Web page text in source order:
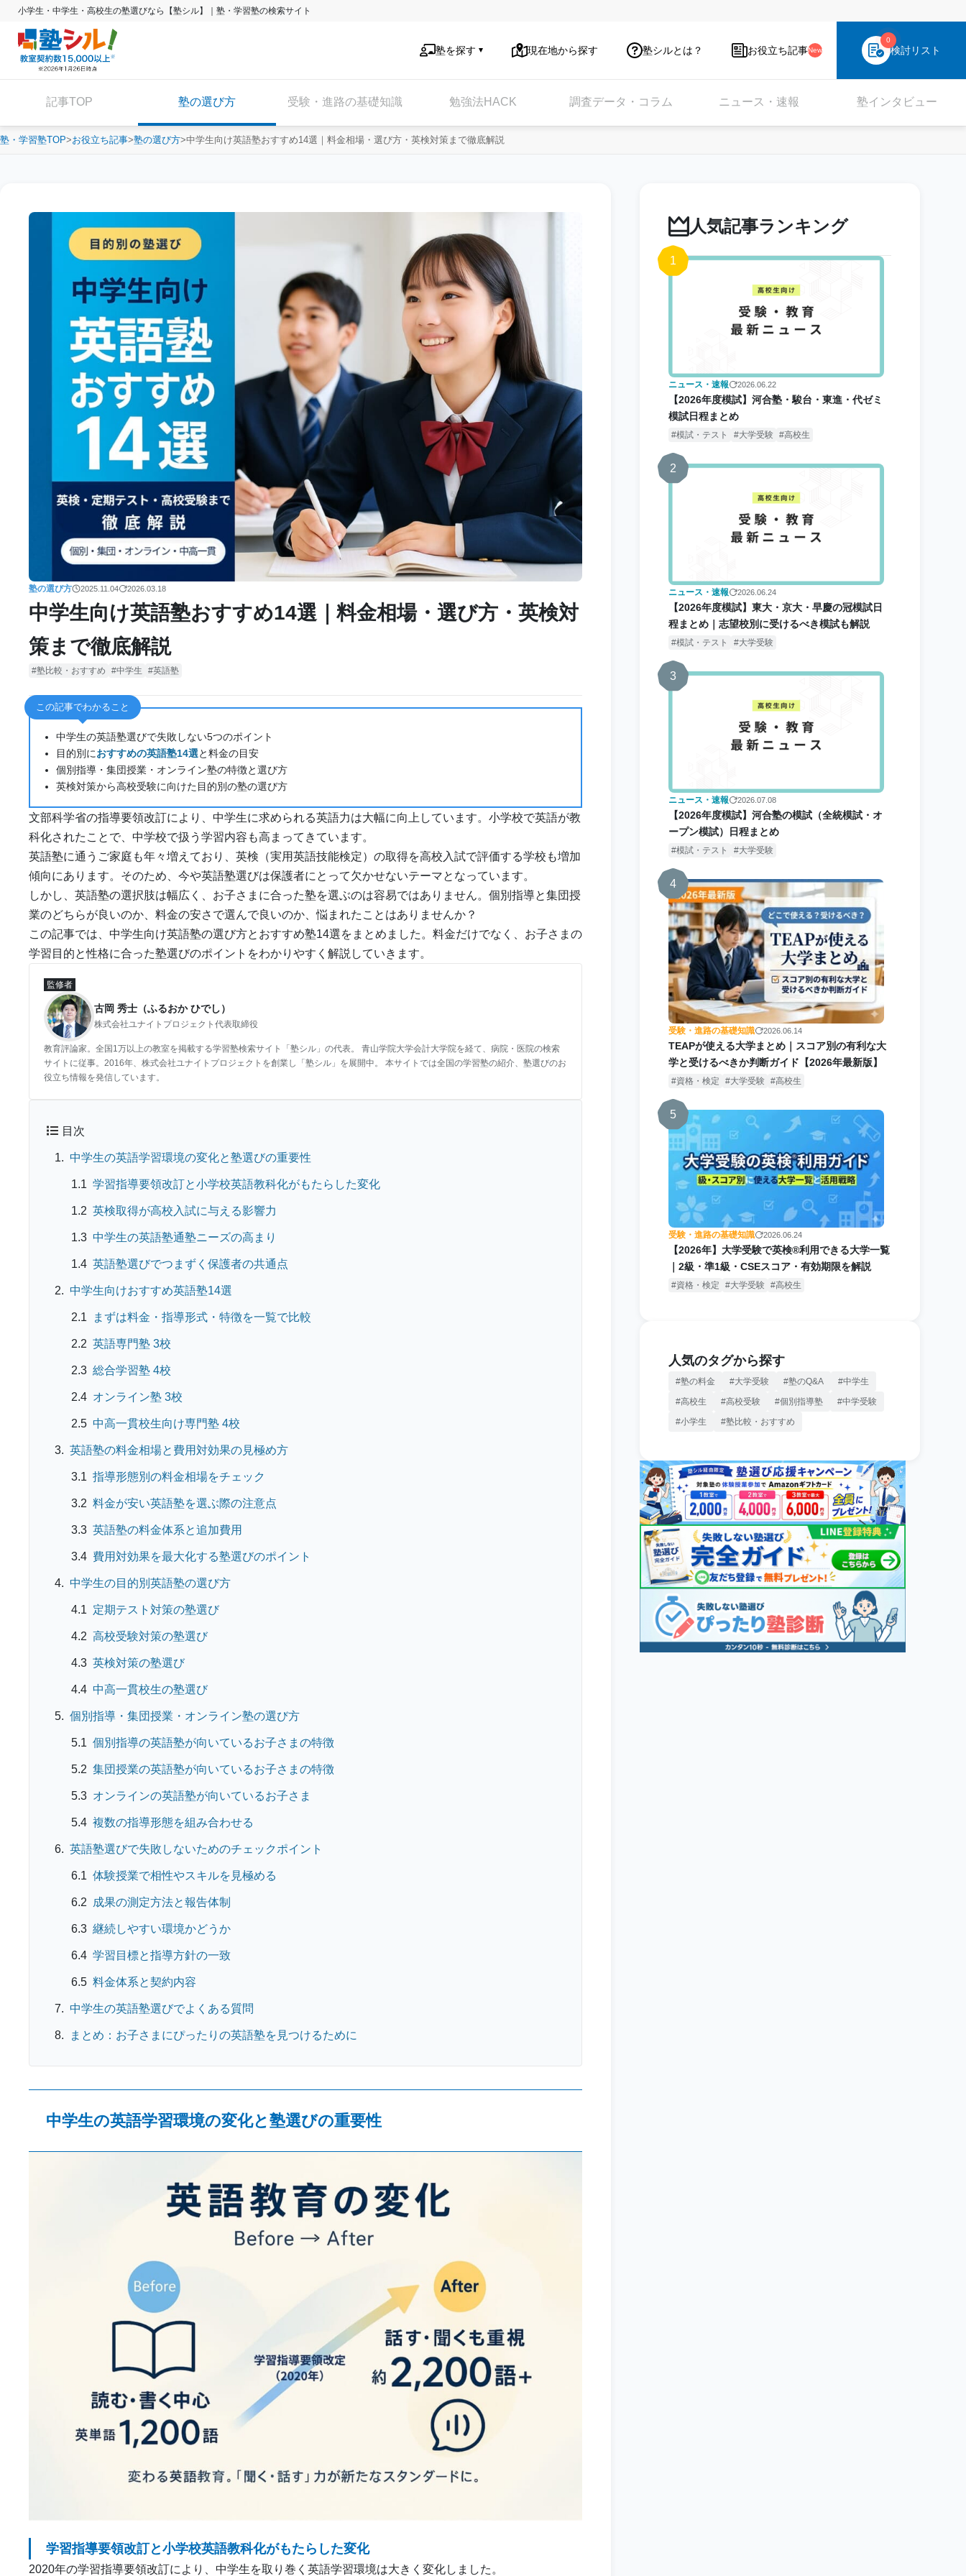
小学生・中学生・高校生の塾選びなら【塾シル】｜塾・学習塾の検索サイト
塾を探す 現在地から探す 塾シルとは？ お役立ち記事New
0
検討リスト
記事TOP 塾の選び方 受験・進路の基礎知識 勉強法HACK 調査データ・コラム ニュース・速報 塾インタビュー
塾・学習塾TOP お役立ち記事 塾の選び方 中学生向け英語塾おすすめ14選｜料金相場・選び方・英検対策まで徹底解説
塾の選び方 2025.11.04 2026.03.18
中学生向け英語塾おすすめ14選｜料金相場・選び方・英検対
策まで徹底解説
塾比較・おすすめ 中学生 英語塾
この記事でわかること
中学生の英語塾選びで失敗しない5つのポイント
目的別におすすめの英語塾14選と料金の目安
個別指導・集団授業・オンライン塾の特徴と選び方
英検対策から高校受験に向けた目的別の塾の選び方
文部科学省の指導要領改訂により、中学生に求められる英語力は大幅に向上しています。小学校で英語が教
科化されたことで、中学校で扱う学習内容も高まってきています。
英語塾に通うご家庭も年々増えており、英検（実用英語技能検定）の取得を高校入試で評価する学校も増加
傾向にあります。そのため、今や英語塾選びは保護者にとって欠かせないテーマとなっています。
しかし、英語塾の選択肢は幅広く、お子さまに合った塾を選ぶのは容易ではありません。個別指導と集団授
業のどちらが良いのか、料金の安さで選んで良いのか、悩まれたことはありませんか？
この記事では、中学生向け英語塾の選び方とおすすめ塾14選をまとめました。料金だけでなく、お子さまの
学習目的と性格に合った塾選びのポイントをわかりやすく解説していきます。
監修者
古岡 秀士（ふるおか ひでし）
株式会社ユナイトプロジェクト代表取締役
教育評論家。全国1万以上の教室を掲載する学習塾検索サイト「塾シル」の代表。 青山学院大学会計大学院を経て、病院・医院の検索
サイトに従事。2016年、株式会社ユナイトプロジェクトを創業し「塾シル」を展開中。 本サイトでは全国の学習塾の紹介、塾選びのお
役立ち情報を発信しています。
目次
中学生の英語学習環境の変化と塾選びの重要性
学習指導要領改訂と小学校英語教科化がもたらした変化
英検取得が高校入試に与える影響力
中学生の英語塾通塾ニーズの高まり
英語塾選びでつまずく保護者の共通点
中学生向けおすすめ英語塾14選
まずは料金・指導形式・特徴を一覧で比較
英語専門塾 3校
総合学習塾 4校
オンライン塾 3校
中高一貫校生向け専門塾 4校
英語塾の料金相場と費用対効果の見極め方
指導形態別の料金相場をチェック
料金が安い英語塾を選ぶ際の注意点
英語塾の料金体系と追加費用
費用対効果を最大化する塾選びのポイント
中学生の目的別英語塾の選び方
定期テスト対策の塾選び
高校受験対策の塾選び
英検対策の塾選び
中高一貫校生の塾選び
個別指導・集団授業・オンライン塾の選び方
個別指導の英語塾が向いているお子さまの特徴
集団授業の英語塾が向いているお子さまの特徴
オンラインの英語塾が向いているお子さま
複数の指導形態を組み合わせる
英語塾選びで失敗しないためのチェックポイント
体験授業で相性やスキルを見極める
成果の測定方法と報告体制
継続しやすい環境かどうか
学習目標と指導方針の一致
料金体系と契約内容
中学生の英語塾選びでよくある質問
まとめ：お子さまにぴったりの英語塾を見つけるために
中学生の英語学習環境の変化と塾選びの重要性
学習指導要領改訂と小学校英語教科化がもたらした変化
2020年の学習指導要領改訂により、中学生を取り巻く英語学習環境は大きく変化しました。
人気記事ランキング
1
ニュース・速報 2026.06.22
【2026年度模試】河合塾・駿台・東進・代ゼミ
模試日程まとめ
模試・テスト 大学受験 高校生
2
ニュース・速報 2026.06.24
【2026年度模試】東大・京大・早慶の冠模試日
程まとめ｜志望校別に受けるべき模試も解説
模試・テスト 大学受験
3
ニュース・速報 2026.07.08
【2026年度模試】河合塾の模試（全統模試・オ
ープン模試）日程まとめ
模試・テスト 大学受験
4
受験・進路の基礎知識 2026.06.14
TEAPが使える大学まとめ｜スコア別の有利な大
学と受けるべきか判断ガイド【2026年最新版】
資格・検定 大学受験 高校生
5
受験・進路の基礎知識 2026.06.24
【2026年】大学受験で英検®利用できる大学一覧
｜2級・準1級・CSEスコア・有効期限を解説
資格・検定 大学受験 高校生
人気のタグから探す
塾の料金 大学受験 塾のQ&A
中学生
高校生
高校受験 個別指導塾
中学受験
小学生
塾比較・おすすめ